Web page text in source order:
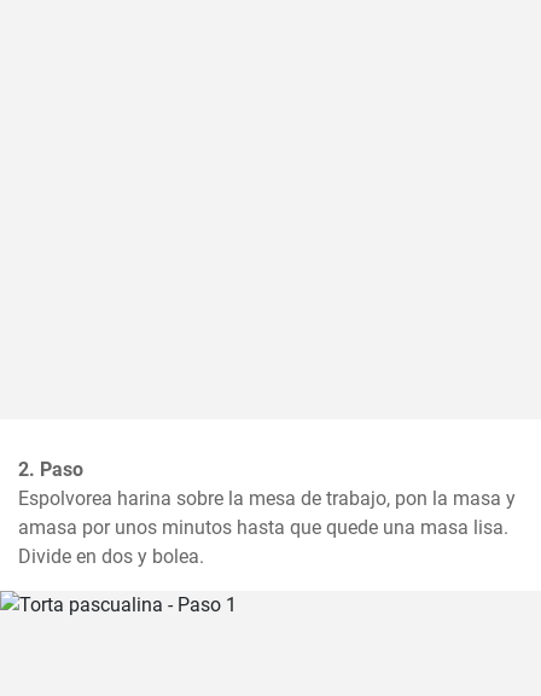
2. Paso
Espolvorea harina sobre la mesa de trabajo, pon la masa y
amasa por unos minutos hasta que quede una masa lisa.
Divide en dos y bolea.